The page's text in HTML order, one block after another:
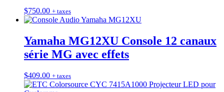
$750.00 + taxes
Yamaha MG12XU Console 12 canaux
série MG avec effets
$409.00 + taxes